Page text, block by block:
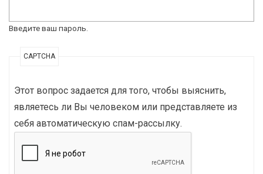
Введите ваш пароль.
CAPTCHA
Этот вопрос задается для того, чтобы выяснить,
являетесь ли Вы человеком или представляете из
себя автоматическую спам-рассылку.